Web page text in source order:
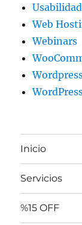
Web
Webinars
Inicio
Servicios
%15 OFF